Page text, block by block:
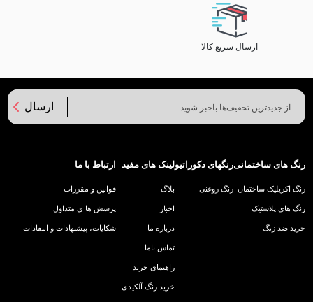
ارسال سریع کالا
ارسال
رنگ های ساختمانی
رنگ اکریلیک ساختمان
رنگ های پلاستیک
خرید ضد زنگ
رنگهای دکوراتیو
رنگ روغنی
لینک های مفید
بلاگ
اخبار
درباره ما
تماس باما
راهنمای خرید
خرید رنگ آلکیدی
ارتباط با ما
قوانین و مقررات
پرسش ها ی متداول
شکایات، پیشنهادات و انتقادات